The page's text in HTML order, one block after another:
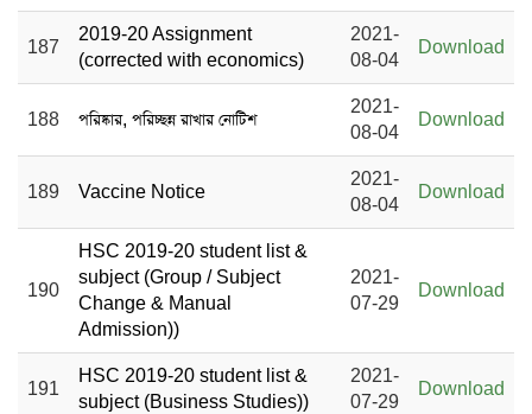
187
2019-20 Assignment
(corrected with economics)
2021-
08-04
Download
188 পরিষ্কার, পরিচ্ছন্ন রাখার নোটিশ
2021-
08-04
Download
189 Vaccine Notice
2021-
08-04
Download
190
HSC 2019-20 student list &
subject (Group / Subject
Change & Manual
Admission))
2021-
07-29
Download
191
HSC 2019-20 student list &
subject (Business Studies))
2021-
07-29
Download